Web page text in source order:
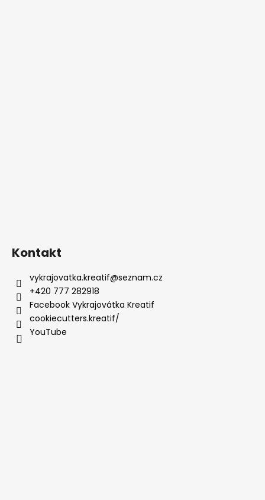
Kontakt
vykrajovatka.kreatif@seznam.cz
+420 777 282918
Facebook Vykrajovátka Kreatif
cookiecutters.kreatif/
YouTube